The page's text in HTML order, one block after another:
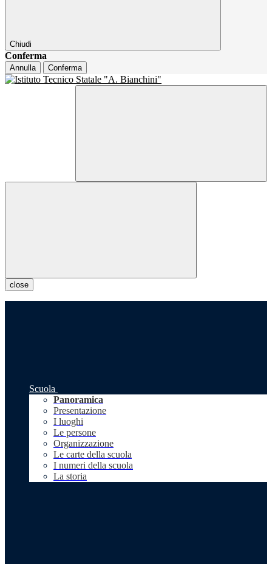
Chiudi
Conferma
Annulla Conferma
close
Scuola
Panoramica
Presentazione
I luoghi
Le persone
Organizzazione
Le carte della scuola
I numeri della scuola
La storia